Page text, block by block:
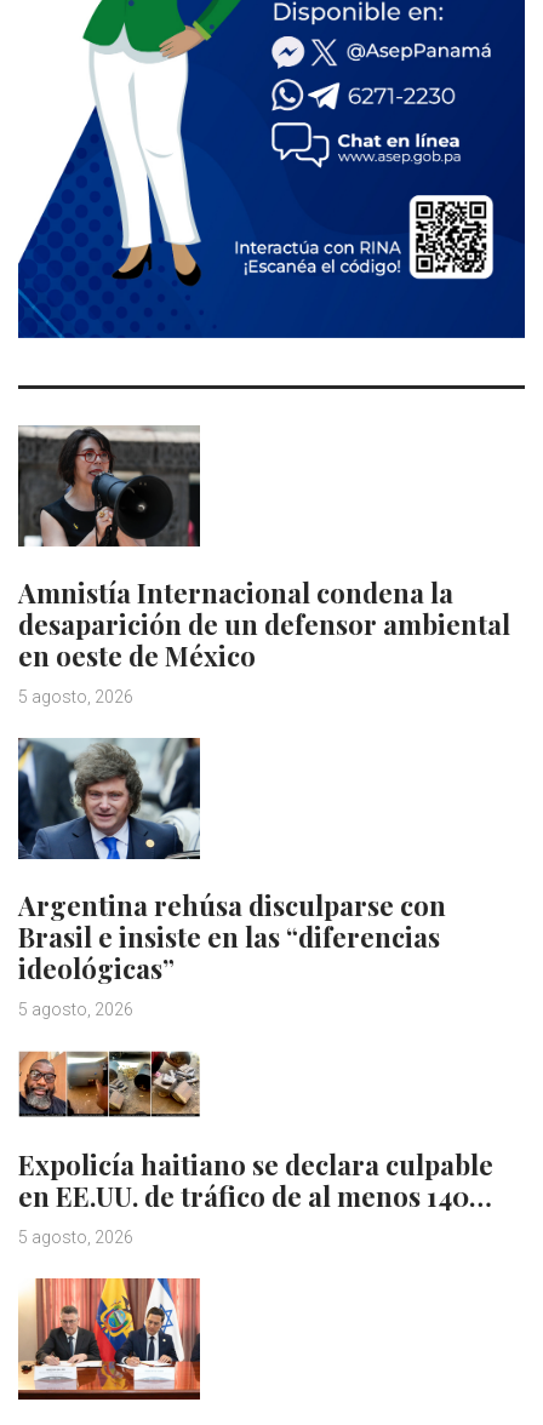
Amnistía Internacional condena la
desaparición de un defensor ambiental
en oeste de México
5 agosto, 2026
Argentina rehúsa disculparse con
Brasil e insiste en las “diferencias
ideológicas”
5 agosto, 2026
Expolicía haitiano se declara culpable
en EE.UU. de tráfico de al menos 140…
5 agosto, 2026